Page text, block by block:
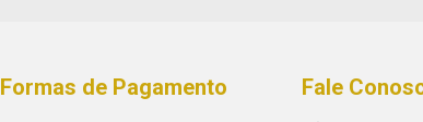
Formas de Pagamento Fale